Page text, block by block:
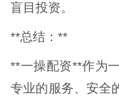
盲目投资。
**总结：**
**一操配资**作为
专业的服务、安全